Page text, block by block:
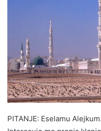
PITANJE: Eselamu Alejkum.